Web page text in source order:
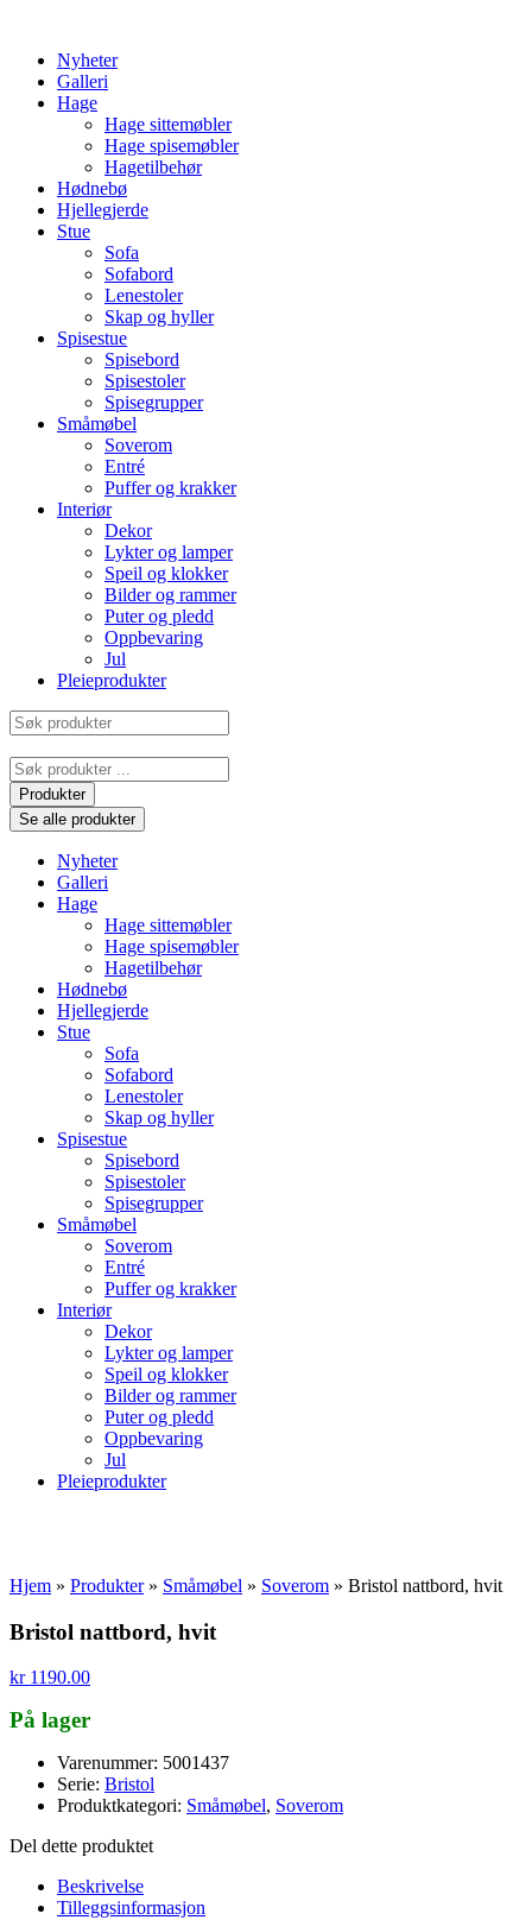
contentNyheter
Galleri
Hage
Hage sittemøbler
Hage spisemøbler
Hagetilbehør
Hødnebø
Hjellegjerde
Stue
Sofa
Sofabord
Lenestoler
Skap og hyller
Spisestue
Spisebord
Spisestoler
Spisegrupper
Småmøbel
Soverom
Entré
Puffer og krakker
Interiør
Dekor
Lykter og lamper
Speil og klokker
Bilder og rammer
Puter og pledd
Oppbevaring
Jul
Pleieprodukter
Søk
produkter
Search
...Produkter
Se alle produkter
Nyheter
Galleri
Hage
Hage sittemøbler
Hage spisemøbler
Hagetilbehør
Hødnebø
Hjellegjerde
Stue
Sofa
Sofabord
Lenestoler
Skap og hyller
Spisestue
Spisebord
Spisestoler
Spisegrupper
Småmøbel
Soverom
Entré
Puffer og krakker
Interiør
Dekor
Lykter og lamper
Speil og klokker
Bilder og rammer
Puter og pledd
Oppbevaring
Jul
Pleieprodukter
Hjem » Produkter» Småmøbel » Soverom » Bristol nattbord, hvit
Bristol nattbord, hvit
kr1190.00
På lager
Varenummer: 5001437
Serie: Bristol
Produktkategori: Småmøbel, Soverom
Del dette produktet
Beskrivelse
Tilleggsinformasjon